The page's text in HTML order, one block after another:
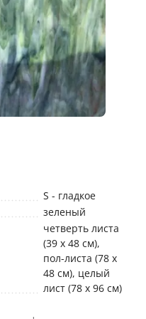
S - гладкое
зеленый
четверть листа
(39 х 48 см),
пол-листа (78 х
48 см), целый
лист (78 х 96 см)